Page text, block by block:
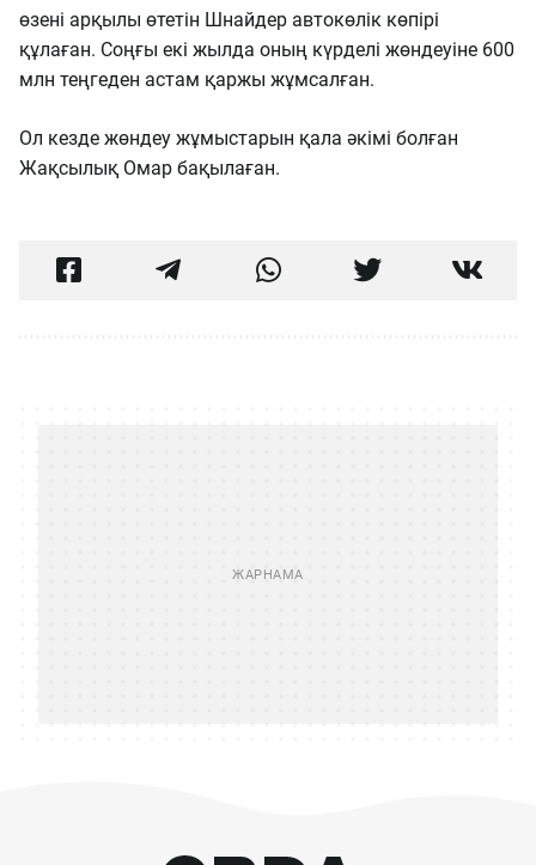
өзені арқылы өтетін Шнайдер автокөлік көпірі
құлаған. Соңғы екі жылда оның күрделі жөндеуіне 600
млн теңгеден астам қаржы жұмсалған.
Ол кезде жөндеу жұмыстарын қала әкімі болған
Жақсылық Омар бақылаған.